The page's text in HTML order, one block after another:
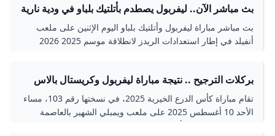
بث مباشر الآن.. ليفربول يصطدم بأتلتيك بلباو في ودية نارية
استعدادًا للموسم الجديد المشهد اليمني
بث مباشر مباراة ليفربول وأتلتيك بلباو اليوم الإثنين على ملعب
أنفيلد في إطار استعدادات الريدز لانطلاقة موسم 2025 2026
بركلات الترجيح .. نتيجة مباراة ليفربول وكريستال بالاس
في كأس الدرع الخيرية
تقام مباراة كأس الدرع الخيرية 2025، في نسختها رقم 103، مساء
الأحد 10 أغسطس 2025 على ملعب ويمبلي الشهير بالعاصمة